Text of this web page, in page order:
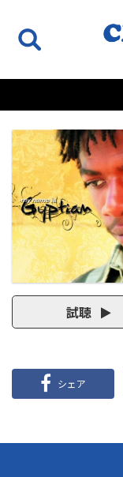
試聴
シェア